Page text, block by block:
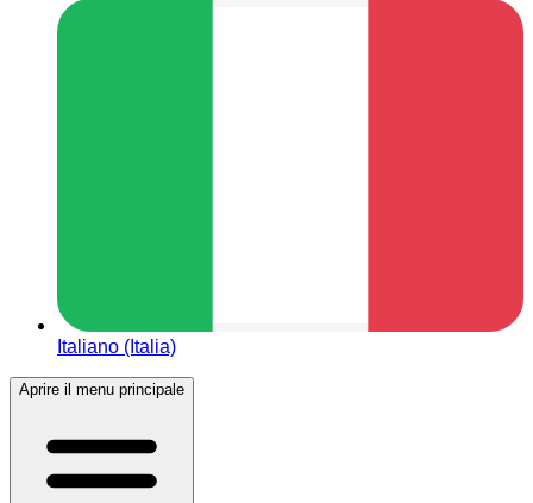
Italiano (Italia)
Aprire il menu principale